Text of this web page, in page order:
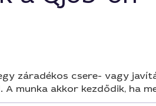
záradékos csere- vagy
munka akkor kezdődik, ha